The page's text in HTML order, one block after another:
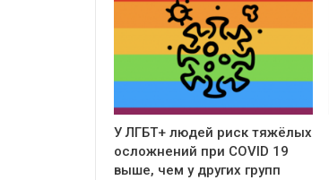
У ЛГБТ+ людей риск тяжёлых
осложнений при COVID 19
выше, чем у других групп